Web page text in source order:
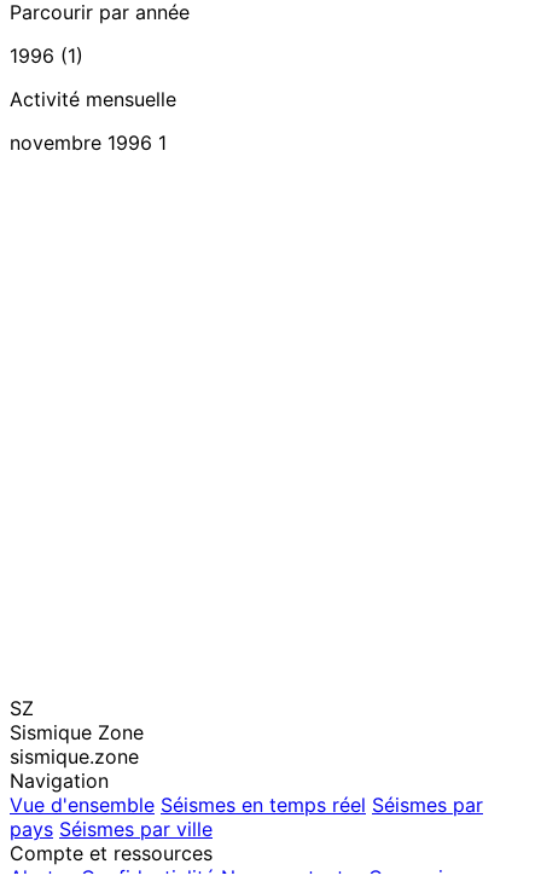
Parcourir par année
1996 (1)
Activité mensuelle
novembre 1996 1
SZ
Sismique Zone
sismique.zone
Navigation
Vue d'ensemble Séismes en temps réel Séismes par
pays Séismes par ville
Compte et ressources
Alertes
Confidentialité Nous contacter Connexion